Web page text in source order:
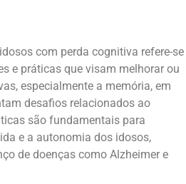
com perda cognitiva refere-se
e práticas que visam melhorar ou
especialmente a memória, em
desafios relacionados ao
são fundamentais para
e a autonomia dos idosos,
de doenças como Alzheimer e